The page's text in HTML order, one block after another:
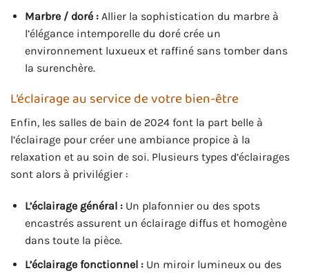
Marbre / doré :Allier la sophistication du marbre à
l’élégance intemporelle du doré crée un
environnement luxueux et raffiné sans tomber dans
la surenchère.
L’éclairage au service de votre bien-être
Enfin, les salles de bain de 2024 font la part belle à
l’éclairage pour créer une ambiance propice à la
relaxation et au soin de soi. Plusieurs types d’éclairages
sont alors à privilégier :
L’éclairage général :Un plafonnier ou des spots
encastrés assurent un éclairage diffus et homogène
dans toute la pièce.
L’éclairage fonctionnel :Un miroir lumineux ou des